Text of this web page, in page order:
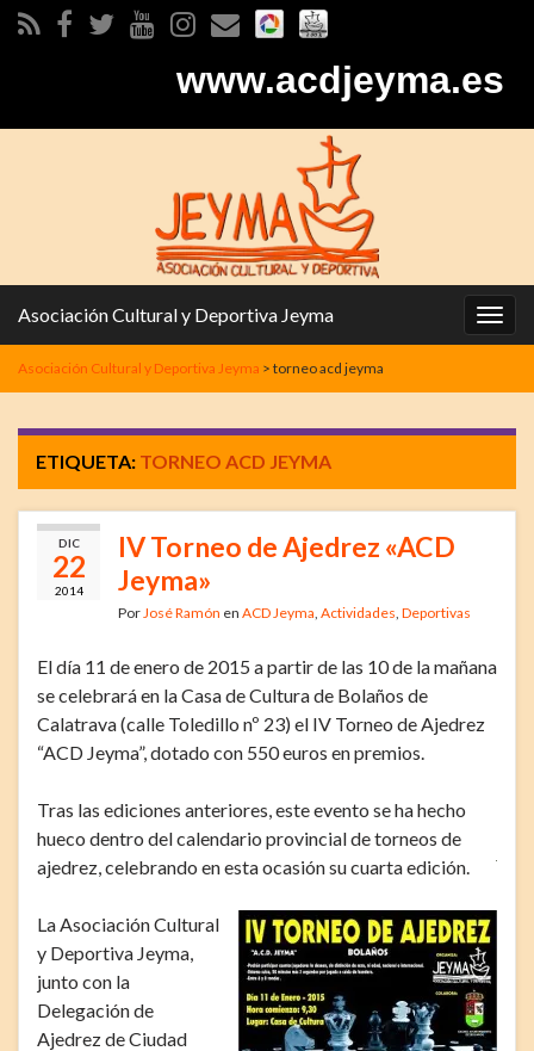
www.acdjeyma.es
la
Asociación Cultural y Deportiva Jeyma
Asociación Cultural y Deportiva Jeyma > torneo acd jeyma
ETIQUETA: TORNEO ACD JEYMA
DIC
22
2014
IV Torneo de Ajedrez «ACD
Jeyma»
Por José Ramón en ACD Jeyma Actividades Deportivas
El día 11 de enero de 2015 a partir de las 10 de la mañana
se celebrará en la Casa de Cultura de Bolaños de
Calatrava (calle Toledillo nº 23) el IV Torneo de Ajedrez
“ACD Jeyma”, dotado con 550 euros en premios.
Tras las ediciones anteriores, este evento se ha hecho
hueco dentro del calendario provincial de torneos de
ajedrez, celebrando en esta ocasión su cuarta edición.
La Asociación Cultural
y Deportiva Jeyma,
junto con la
Delegación de
Ajedrez de Ciudad